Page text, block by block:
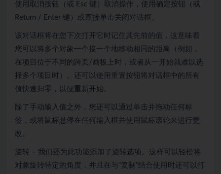
使用取消按钮（或 Esc 键）取消操作，使用确定按钮（或
Return / Enter 键）或直接单击关闭对话框。
该对话框将在您下次打开它时记住其先前的值，这意味着
您可以将多个对象一个接一个地移动相同的距离（例如，
在项目位于不同的跨页/画板上时，或者从一开始就难以选
择多个项目时）。还可以使用重置按钮将对话框中的所有
值快速归零，以便重新开始。
除了手动输入值之外，您还可以通过单击并拖动任何标
签，或将鼠标悬停在任何输入框并使用鼠标滚轮来进行更
改。
旋转 – 我们还为此功能添加了旋转选项。这样可以轻松将
对象旋转特定的角度，并且在与“复制”结合使用时还可以打